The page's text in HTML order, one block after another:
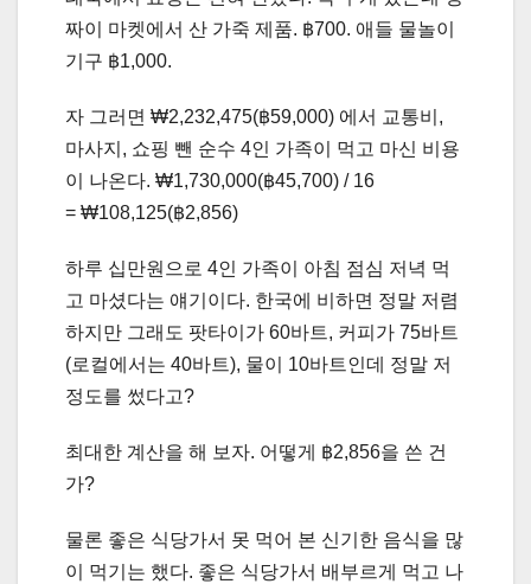
짜이 마켓에서 산 가죽 제품. ฿700. 애들 물놀이
기구 ฿1,000.
자 그러면 ₩2,232,475(฿59,000) 에서 교통비,
마사지, 쇼핑 뺀 순수 4인 가족이 먹고 마신 비용
이 나온다. ₩1,730,000(฿45,700) / 16
= ₩108,125(฿2,856)
하루 십만원으로 4인 가족이 아침 점심 저녁 먹
고 마셨다는 얘기이다. 한국에 비하면 정말 저렴
하지만 그래도 팟타이가 60바트, 커피가 75바트
(로컬에서는 40바트), 물이 10바트인데 정말 저
정도를 썼다고?
최대한 계산을 해 보자. 어떻게 ฿2,856을 쓴 건
가?
물론 좋은 식당가서 못 먹어 본 신기한 음식을 많
이 먹기는 했다. 좋은 식당가서 배부르게 먹고 나